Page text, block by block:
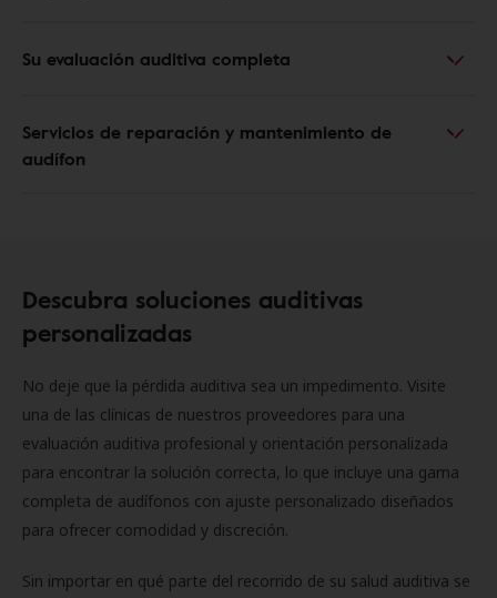
Su evaluación auditiva completa
Servicios de reparación y mantenimiento de
audífon
Descubra soluciones auditivas
personalizadas
No deje que la pérdida auditiva sea un impedimento. Visite
una de las clínicas de nuestros proveedores para una
evaluación auditiva profesional y orientación personalizada
para encontrar la solución correcta, lo que incluye una gama
completa de audífonos con ajuste personalizado diseñados
para ofrecer comodidad y discreción.
Sin importar en qué parte del recorrido de su salud auditiva se